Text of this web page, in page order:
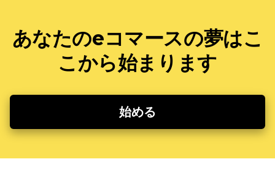
あなたのeコマースの夢はこ
こから始まります
始める